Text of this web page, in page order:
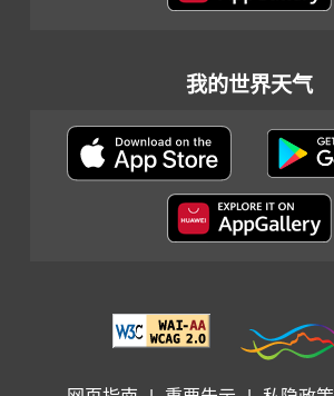
我的世界天气